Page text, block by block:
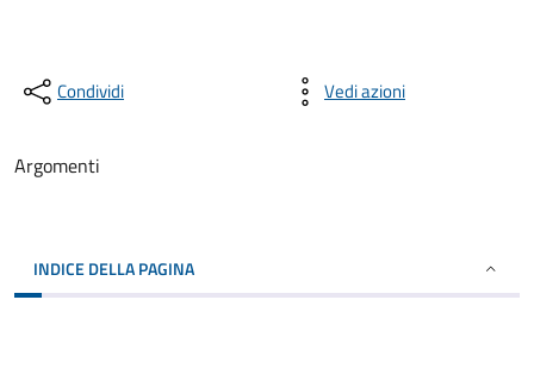
Condividi Vedi azioni
Argomenti
INDICE DELLA PAGINA